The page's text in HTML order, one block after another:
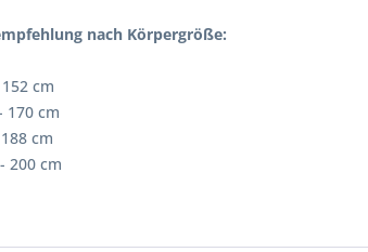
nach Körpergröße:
cm
170 cm
cm
200 cm